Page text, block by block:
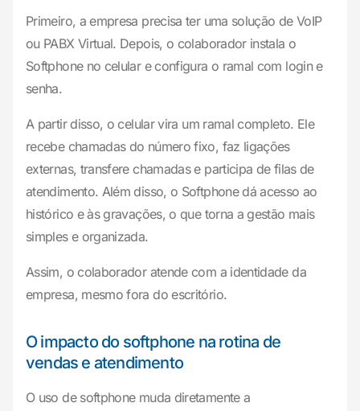
Primeiro, a empresa precisa ter uma solução de VoIP
ou PABX Virtual. Depois, o colaborador instala o
Softphone no celular e configura o ramal com login e
senha.
A partir disso, o celular vira um ramal completo. Ele
recebe chamadas do número fixo, faz ligações
externas, transfere chamadas e participa de filas de
atendimento. Além disso, o Softphone dá acesso ao
histórico e às gravações, o que torna a gestão mais
simples e organizada.
Assim, o colaborador atende com a identidade da
empresa, mesmo fora do escritório.
O impacto do softphone na rotina de
vendas e atendimento
O uso de softphone muda diretamente a